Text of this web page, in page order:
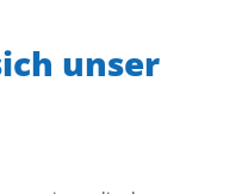
unser